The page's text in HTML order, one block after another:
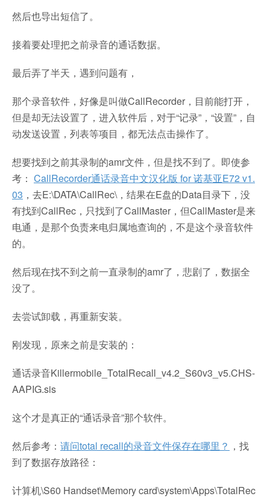
然后也导出短信了。
接着要处理把之前录音的通话数据。
最后弄了半天，遇到问题有，
那个录音软件，好像是叫做CallRecorder，目前能打开，
但是却无法设置了，进入软件后，对于“记录”，“设置”，自
动发送设置，列表等项目，都无法点击操作了。
想要找到之前其录制的amr文件，但是找不到了。即使参
考： CallRecorder通话录音中文汉化版 for 诺基亚E72 v1.
03 ，去E:\DATA\CallRec\，结果在E盘的Data目录下，没
有找到CallRec，只找到了CallMaster，但CallMaster是来
电通，是那个负责来电归属地查询的，不是这个录音软件
的。
然后现在找不到之前一直录制的amr了，悲剧了，数据全
没了。
去尝试卸载，再重新安装。
刚发现，原来之前是安装的：
通话录音Killermobile_TotalRecall_v4.2_S60v3_v5.CHS-
AAPIG.sis
这个才是真正的“通话录音”那个软件。
然后参考： 请问total recall的录音文件保存在哪里？ ，找
到了数据存放路径：
计算机\S60 Handset\Memory card\system\Apps\TotalRec